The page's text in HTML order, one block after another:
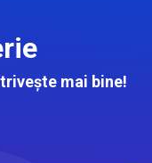
mai bine!